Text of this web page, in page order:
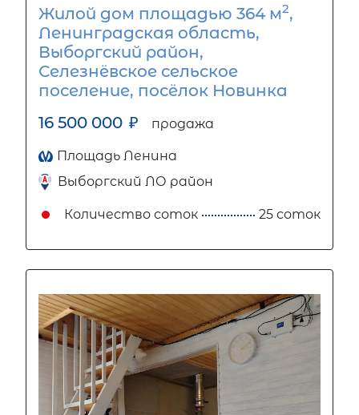
Жилой дом площадью 364 м2,
Ленинградская область,
Выборгский район,
Селезнёвское сельское
поселение, посёлок Новинка
16 500 000 ₽ продажа
Площадь Ленина
Выборгский ЛО район
Количество соток 25 соток